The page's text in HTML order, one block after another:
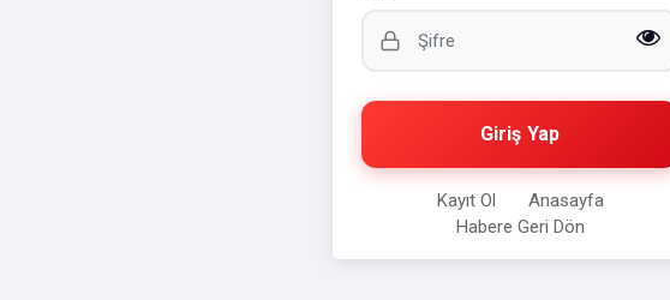
Giriş Yap
Kayıt Ol
Anasayfa
Habere Geri Dön